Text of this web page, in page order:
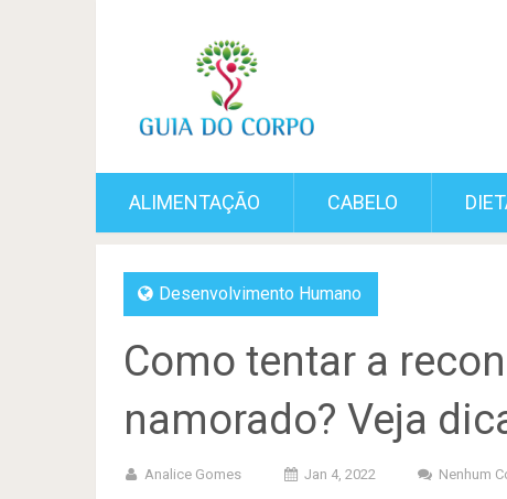
ALIMENTAÇÃO CABELO
Desenvolvimento Humano
Como tentar a
namorado? Veja
Analice Gomes Jan 4, 2022 Nenhum